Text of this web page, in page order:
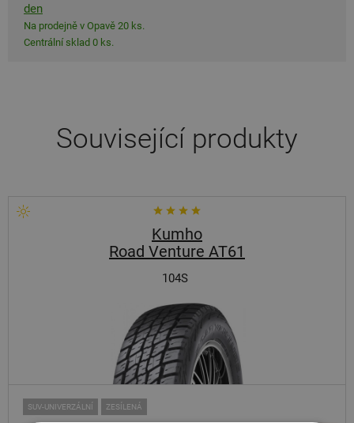
den
Na prodejně v Opavě 20 ks.
Centrální sklad 0 ks.
Související produkty
Kumho
Road Venture AT61
104S
SUV-UNIVERZÁLNÍ ZESÍLENÁ